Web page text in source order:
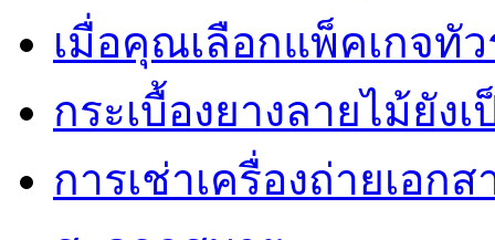
เมื่อคุณเลือกแพ็คเกจทัว
กระเบื้องยางลายไม้ยัง
การเช่าเครื่องถ่ายเอก